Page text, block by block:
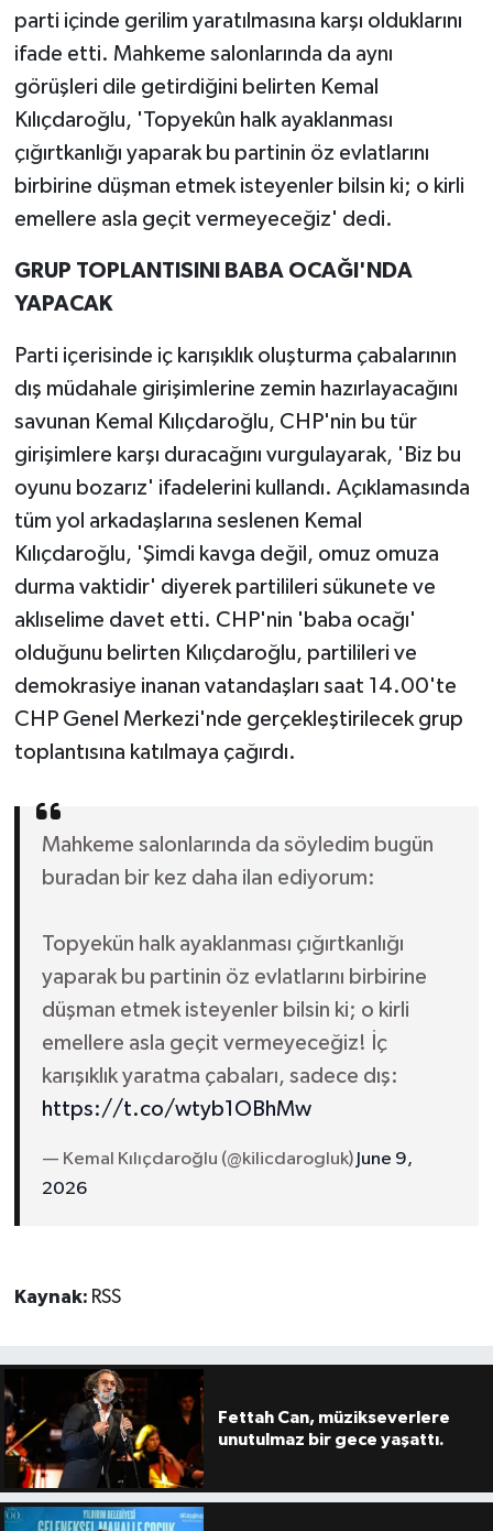
parti içinde gerilim yaratılmasına karşı olduklarını
ifade etti. Mahkeme salonlarında da aynı
görüşleri dile getirdiğini belirten Kemal
Kılıçdaroğlu, 'Topyekûn halk ayaklanması
çığırtkanlığı yaparak bu partinin öz evlatlarını
birbirine düşman etmek isteyenler bilsin ki; o kirli
emellere asla geçit vermeyeceğiz' dedi.
GRUP TOPLANTISINI BABA OCAĞI'NDA
YAPACAK
Parti içerisinde iç karışıklık oluşturma çabalarının
dış müdahale girişimlerine zemin hazırlayacağını
savunan Kemal Kılıçdaroğlu, CHP'nin bu tür
girişimlere karşı duracağını vurgulayarak, 'Biz bu
oyunu bozarız' ifadelerini kullandı. Açıklamasında
tüm yol arkadaşlarına seslenen Kemal
Kılıçdaroğlu, 'Şimdi kavga değil, omuz omuza
durma vaktidir' diyerek partilileri sükunete ve
aklıselime davet etti. CHP'nin 'baba ocağı'
olduğunu belirten Kılıçdaroğlu, partilileri ve
demokrasiye inanan vatandaşları saat 14.00'te
CHP Genel Merkezi'nde gerçekleştirilecek grup
toplantısına katılmaya çağırdı.
Mahkeme salonlarında da söyledim bugün
buradan bir kez daha ilan ediyorum:
Topyekün halk ayaklanması çığırtkanlığı
yaparak bu partinin öz evlatlarını birbirine
düşman etmek isteyenler bilsin ki; o kirli
emellere asla geçit vermeyeceğiz! İç
karışıklık yaratma çabaları, sadece dış:
https://t.co/wtyb1OBhMw
— Kemal Kılıçdaroğlu (@kilicdarogluk) June 9,
2026
Kaynak: RSS
Fettah Can, müzikseverlere
unutulmaz bir gece yaşattı.